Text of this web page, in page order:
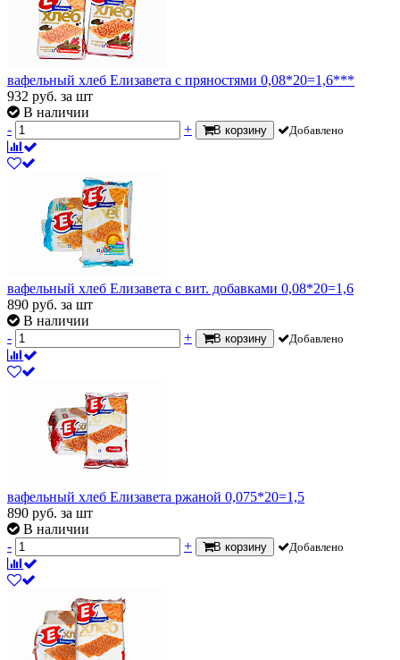
вафельный хлеб Елизавета с пряностями 0,08*20=1,6***
932 руб. за шт
В наличии
-
+ В корзину Добавлено
вафельный хлеб Елизавета с вит. добавками 0,08*20=1,6
890 руб. за шт
В наличии
-
+ В корзину Добавлено
вафельный хлеб Елизавета ржаной 0,075*20=1,5
890 руб. за шт
В наличии
-
+ В корзину Добавлено